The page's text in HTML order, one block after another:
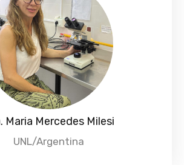
Maria Mercedes Milesi
UNL/Argentina